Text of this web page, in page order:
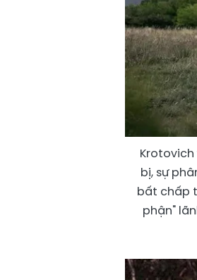
bị, sự
bất chấp
phận"